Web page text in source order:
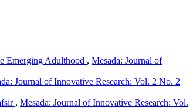
Emerging Adulthood , Mesada: Journal of
Journal of Innovative Research: Vol. 2 No. 2
, Mesada: Journal of Innovative Research: Vol.